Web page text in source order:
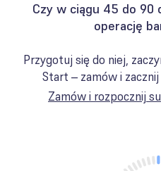
Czy w ciągu 45 do 90
operację
Przygotuj się do niej,
Start – zamów i
Zamów i rozpocznij